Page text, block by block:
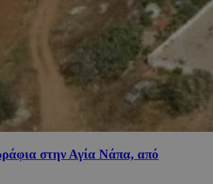
στην Αγία Νάπα, από